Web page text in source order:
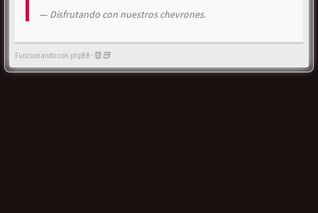
Disfrutando con nuestros chevrones.
Funcionando con phpBB -